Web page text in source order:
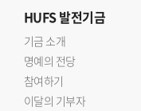
HUFS발전기금
기금 소개
명예의 전당
참여하기
이달의 기부자